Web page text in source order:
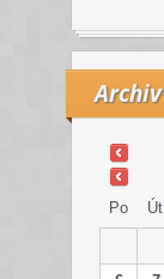
Archiv
Po
Út